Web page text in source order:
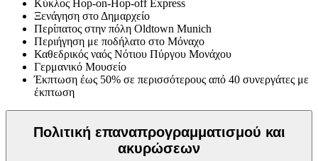
Κύκλος Hop-on-Hop-off Express
Ξενάγηση στο Δημαρχείο
Περίπατος στην πόλη Oldtown Munich
Περιήγηση με ποδήλατο στο Μόναχο
Καθεδρικός ναός Νότιου Πύργου Μονάχου
Γερμανικό Μουσείο
Έκπτωση έως 50% σε περισσότερους από 40 συνεργάτες με
έκπτωση
Πολιτική επαναπρογραμματισμού και
ακυρώσεων